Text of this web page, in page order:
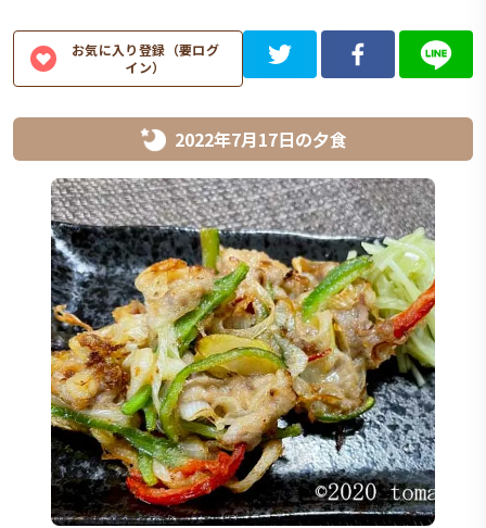
お気に入り登録（要ログ
イン）
2022年7月17日の夕食